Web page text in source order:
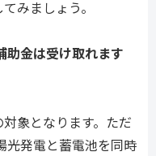
みましょう。
助金は受け取れます
象となります。ただ
光発電と蓄電池を同時